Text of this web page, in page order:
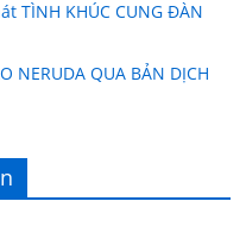
TÌNH KHÚC CUNG ĐÀN
NERUDA QUA BẢN DỊCH